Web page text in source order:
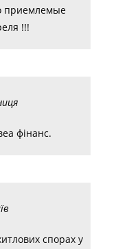
приемлемые
!!!
фінанс.
спорах у